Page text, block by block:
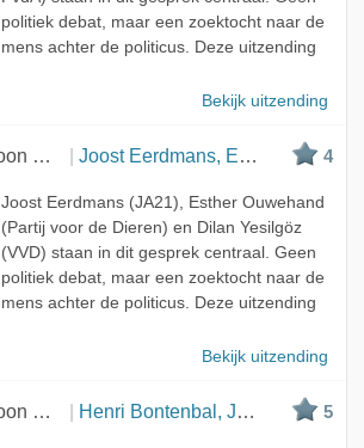
politiek debat, maar een zoektocht naar de
mens achter de politicus. Deze uitzending
Bekijk uitzending
Een Buitengewoon Gesprek Joost Eerdmans, Esther Ouwehand en Dilan Yesilgöz 4
Joost Eerdmans (JA21), Esther Ouwehand
(Partij voor de Dieren) en Dilan Yesilgöz
(VVD) staan in dit gesprek centraal. Geen
politiek debat, maar een zoektocht naar de
mens achter de politicus. Deze uitzending
Bekijk uitzending
Een Buitengewoon Gesprek Henri Bontenbal, Jimmy Dijk en Mona Keizer 5